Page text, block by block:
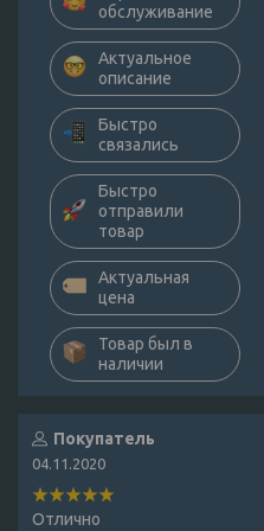
обслуживание
Актуальное
описание
Быстро
связались
Быстро
отправили
товар
Актуальная
цена
Товар был в
наличии
Покупатель
04.11.2020
Отлично